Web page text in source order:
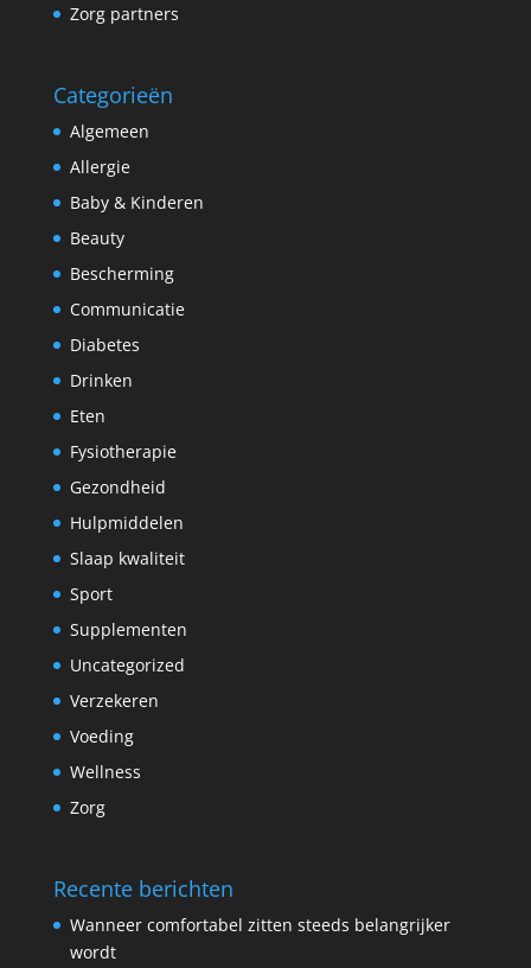
Zorg partners
Categorieën
Algemeen
Allergie
Baby & Kinderen
Beauty
Bescherming
Communicatie
Diabetes
Drinken
Eten
Fysiotherapie
Gezondheid
Hulpmiddelen
Slaap kwaliteit
Sport
Supplementen
Uncategorized
Verzekeren
Voeding
Wellness
Zorg
Recente berichten
Wanneer comfortabel zitten steeds belangrijker
wordt